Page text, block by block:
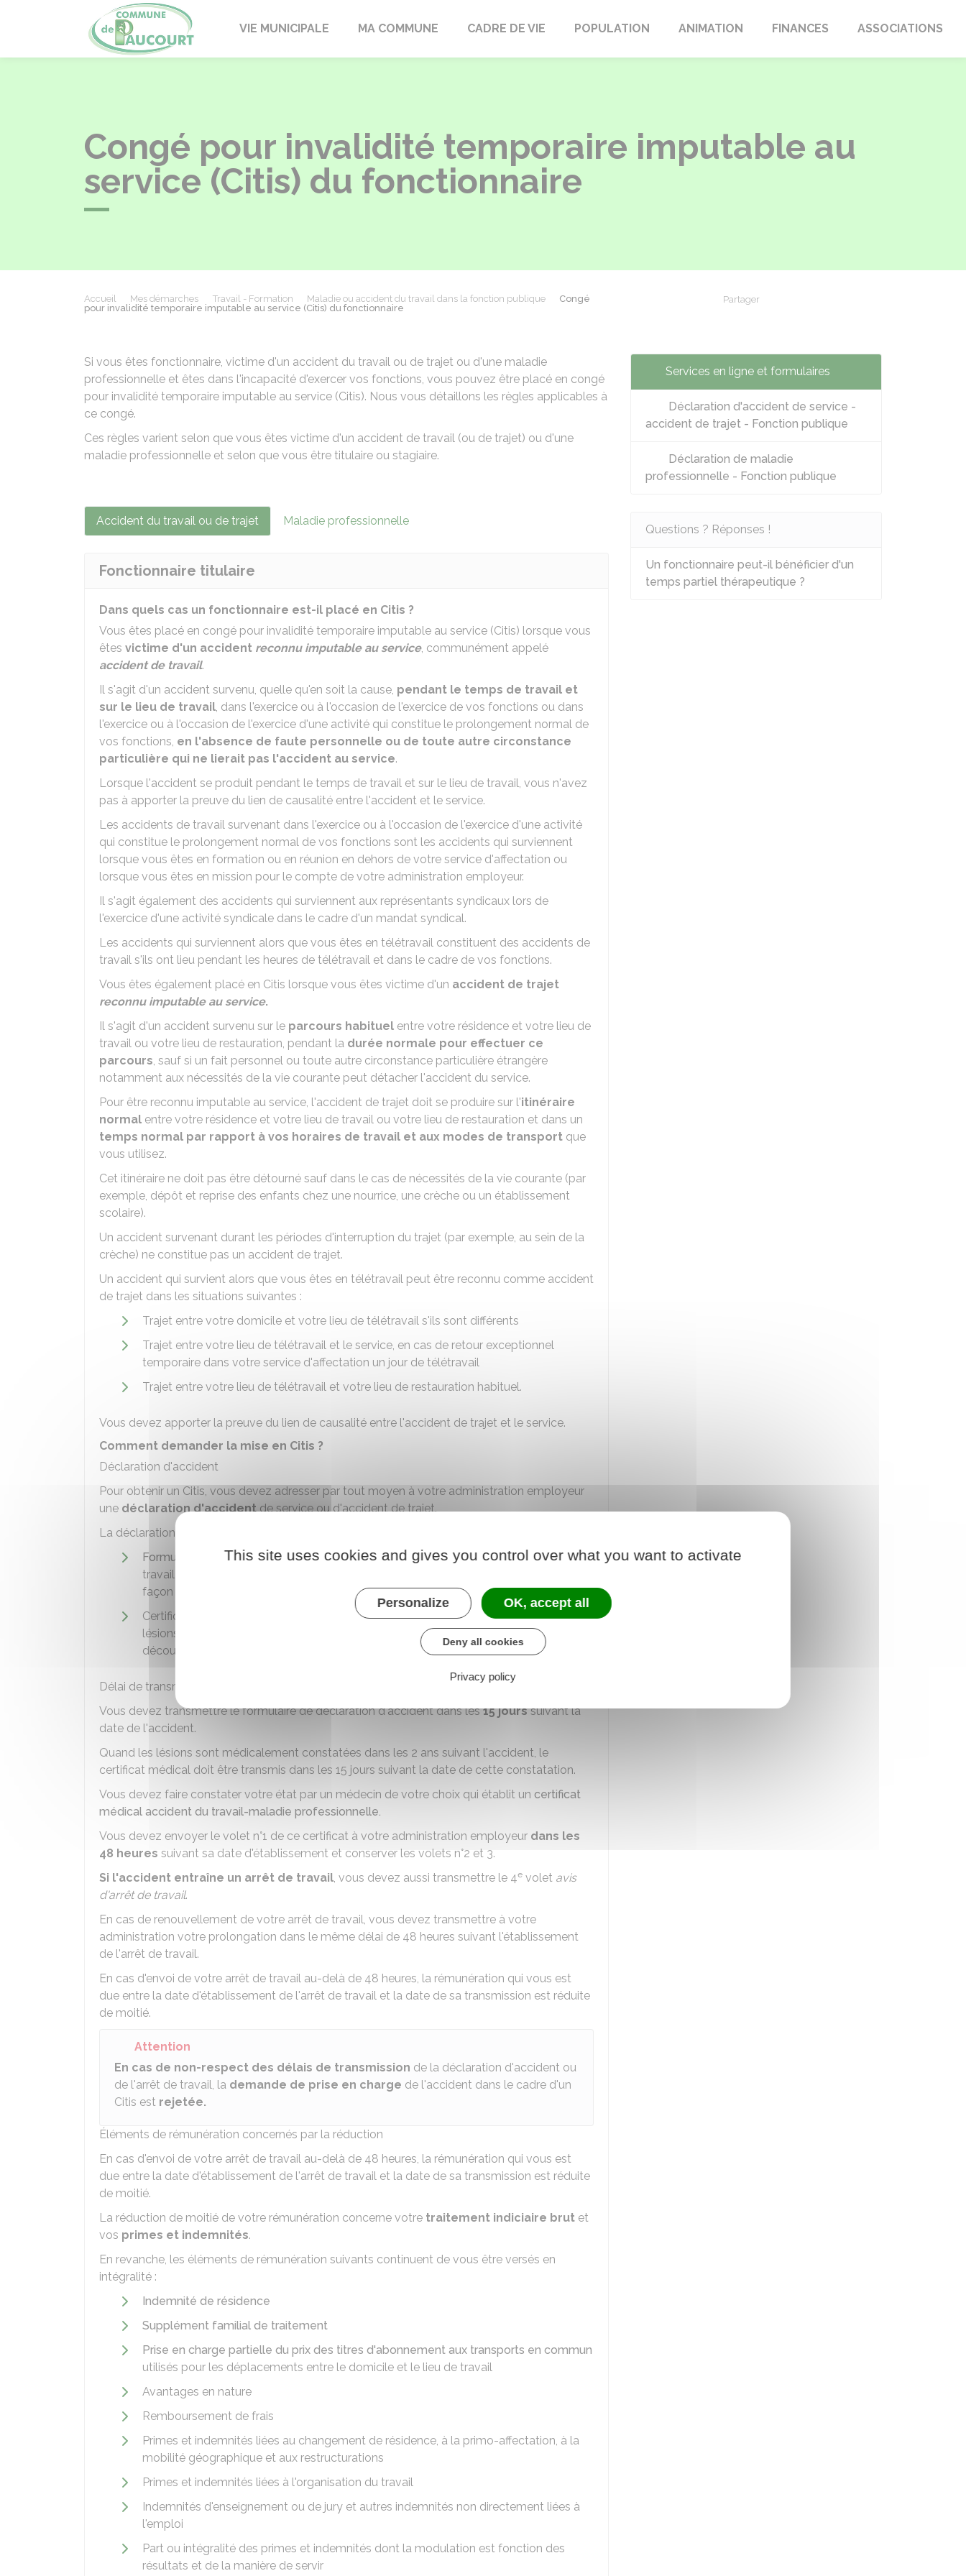
PaucourtVIE MUNICIPALE MA COMMUNE CADRE DE VIE POPULATION ANIMATION FINANCES ASSOCIATIONS
Congé pour invalidité temporaire imputable au
service (Citis) du fonctionnaire
Accueil Mes démarches Travail - Formation Maladie ou accident du travail dans la fonction publique
Congé
pour invalidité temporaire imputable au service (Citis) du fonctionnaire
Partager
Si vous êtes fonctionnaire, victime d'un accident du travail ou de trajet ou d'une maladie
professionnelle et êtes dans l'incapacité d'exercer vos fonctions, vous pouvez être placé en congé
pour invalidité temporaire imputable au service (Citis). Nous vous détaillons les règles applicables à
ce congé.
Ces règles varient selon que vous êtes victime d'un accident de travail (ou de trajet) ou d'une
maladie professionnelle et selon que vous être titulaire ou stagiaire.
Accident du travail ou de trajet Maladie professionnelle
Fonctionnaire titulaire
Dans quels cas un fonctionnaire est-il placé en Citis ?
Vous êtes placé en congé pour invalidité temporaire imputable au service (Citis) lorsque vous
êtes victime d'un accident reconnu imputable au service, communément appelé
accident de travail.
Il s'agit d'un accident survenu, quelle qu'en soit la cause, pendant le temps de travail et
sur le lieu de travail, dans l'exercice ou à l'occasion de l'exercice de vos fonctions ou dans
l'exercice ou à l'occasion de l'exercice d'une activité qui constitue le prolongement normal de
vos fonctions, en l'absence de faute personnelle ou de toute autre circonstance
particulière qui ne lierait pas l'accident au service.
Lorsque l'accident se produit pendant le temps de travail et sur le lieu de travail, vous n'avez
pas à apporter la preuve du lien de causalité entre l'accident et le service.
Les accidents de travail survenant dans l'exercice ou à l'occasion de l'exercice d'une activité
qui constitue le prolongement normal de vos fonctions sont les accidents qui surviennent
lorsque vous êtes en formation ou en réunion en dehors de votre service d'affectation ou
lorsque vous êtes en mission pour le compte de votre administration employeur.
Il s'agit également des accidents qui surviennent aux représentants syndicaux lors de
l'exercice d'une activité syndicale dans le cadre d'un mandat syndical.
Les accidents qui surviennent alors que vous êtes en télétravail constituent des accidents de
travail s'ils ont lieu pendant les heures de télétravail et dans le cadre de vos fonctions.
Vous êtes également placé en Citis lorsque vous êtes victime d'un accident de trajet
reconnu imputable au service.
Il s'agit d'un accident survenu sur le parcours habituel entre votre résidence et votre lieu de
travail ou votre lieu de restauration, pendant la durée normale pour effectuer ce
parcours, sauf si un fait personnel ou toute autre circonstance particulière étrangère
notamment aux nécessités de la vie courante peut détacher l'accident du service.
Pour être reconnu imputable au service, l'accident de trajet doit se produire sur l'itinéraire
normal entre votre résidence et votre lieu de travail ou votre lieu de restauration et dans un
temps normal par rapport à vos horaires de travail et aux modes de transport que
vous utilisez.
Cet itinéraire ne doit pas être détourné sauf dans le cas de nécessités de la vie courante (par
exemple, dépôt et reprise des enfants chez une nourrice, une crèche ou un établissement
scolaire).
Un accident survenant durant les périodes d'interruption du trajet (par exemple, au sein de la
crèche) ne constitue pas un accident de trajet.
Un accident qui survient alors que vous êtes en télétravail peut être reconnu comme accident
de trajet dans les situations suivantes :
Trajet entre votre domicile et votre lieu de télétravail s'ils sont différents
Trajet entre votre lieu de télétravail et le service, en cas de retour exceptionnel
temporaire dans votre service d'affectation un jour de télétravail
Trajet entre votre lieu de télétravail et votre lieu de restauration habituel.
Vous devez apporter la preuve du lien de causalité entre l'accident de trajet et le service.
Comment demander la mise en Citis ?
Déclaration d'accident
Pour obtenir un Citis, vous devez adresser par tout moyen à votre administration employeur
une déclaration d'accidentde service ou d'accident de trajet.
La déclaration comporte les documents suivants :
Formulaire de déclaration d'accidentprécisant les circonstances de l'accident de
travail ou de trajet (lieu, temps et activité dans lesquelles l'accident s'est produit,
façon dont il s'est produit) et les lésions causées par cet accident
Certificat médical établi par un médecin indiquant la nature et la localisation des
lésions résultant de l'accident et la durée probable de l'incapacité de travail qui en
découle.
Délai de transmission de la déclaration d'accident
Vous devez transmettre le formulaire de déclaration d'accident dans les15 jourssuivant la
date de l'accident.
Quand les lésions sont médicalement constatées dans les 2 ans suivant l'accident, le
certificat médical doit être transmis dans les 15 jours suivant la date de cette constatation.
Vous devez faire constater votre état par un médecin de votre choix qui établit un certificat
médical accident du travail-maladie professionnelle.
Vous devez envoyer le volet n°1 de ce certificat à votre administration employeur dans les
48 heures suivant sa date d'établissement et conserver les volets n°2 et 3.
Si l'accident entraîne un arrêt de travail, vous devez aussi transmettre le 4e volet avis
d'arrêt de travail.
En cas de renouvellement de votre arrêt de travail, vous devez transmettre à votre
administration votre prolongation dans le même délai de 48 heures suivant l'établissement
de l'arrêt de travail.
En cas d'envoi de votre arrêt de travail au-delà de 48 heures, la rémunération qui vous est
due entre la date d'établissement de l'arrêt de travail et la date de sa transmission est réduite
de moitié.
Attention
En cas de non-respect des délais de transmission de la déclaration d'accident ou
de l'arrêt de travail, la demande de prise en charge de l'accident dans le cadre d'un
Citis est rejetée.
Éléments de rémunération concernés par la réduction
En cas d'envoi de votre arrêt de travail au-delà de 48 heures, la rémunération qui vous est
due entre la date d'établissement de l'arrêt de travail et la date de sa transmission est réduite
de moitié.
La réduction de moitié de votre rémunération concerne votre traitement indiciaire brut et
vos primes et indemnités.
En revanche, les éléments de rémunération suivants continuent de vous être versés en
intégralité :
Indemnité de résidence
Supplément familial de traitement
Prise en charge partielle du prix des titres d'abonnement aux transports en commun
utilisés pour les déplacements entre le domicile et le lieu de travail
Avantages en nature
Remboursement de frais
Primes et indemnités liées au changement de résidence, à la primo-affectation, à la
mobilité géographique et aux restructurations
Primes et indemnités liées à l'organisation du travail
Indemnités d'enseignement ou de jury et autres indemnités non directement liées à
l'emploi
Part ou intégralité des primes et indemnités dont la modulation est fonction des
résultats et de la manière de servir
Services en ligne et formulaires
Déclaration d'accident de service -
accident de trajet - Fonction publique
Déclaration de maladie
professionnelle - Fonction publique
Questions ? Réponses !
Un fonctionnaire peut-il bénéficier d'un
temps partiel thérapeutique ?
This site uses cookies and gives you control over what you want to activate
Personalize OK, accept all
Deny all cookies
Privacy policy